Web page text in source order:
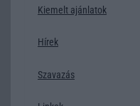
Kiemelt ajánlatok
Hírek
Szavazás